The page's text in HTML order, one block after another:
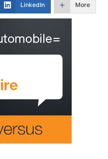
LinkedIn More